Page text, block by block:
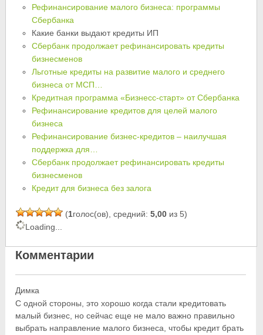
Рефинансирование малого бизнеса: программы
Сбербанка
Какие банки выдают кредиты ИП
Сбербанк продолжает рефинансировать кредиты
бизнесменов
Льготные кредиты на развитие малого и среднего
бизнеса от МСП…
Кредитная программа «Бизнесс-старт» от Сбербанка
Рефинансирование кредитов для целей малого
бизнеса
Рефинансирование бизнес-кредитов – наилучшая
поддержка для…
Сбербанк продолжает рефинансировать кредиты
бизнесменов
Кредит для бизнеса без залога
(1голос(ов), средний:5,00 из 5)
Loading...
Комментарии
Димка
С одной стороны, это хорошо когда стали кредитовать
малый бизнес, но сейчас еще не мало важно правильно
выбрать направление малого бизнеса, чтобы кредит брать